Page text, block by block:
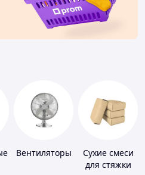
Вентиляторы
Сухие смеси
для стяжки